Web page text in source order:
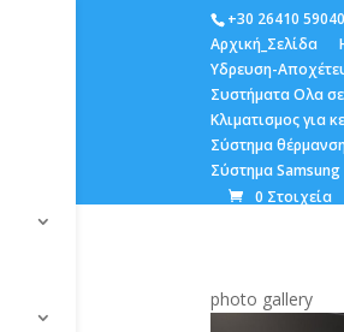
+30 26410 59040
Αρχική_Σελίδα
Υδρευση-
Συστήματα Ολα
Κλιματισμος για
Σύστημα
Σύστημα Samsung
0 Στοιχεία
photo gallery